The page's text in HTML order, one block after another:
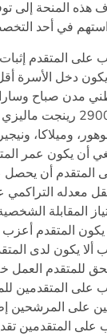
هذه المنحة إلى
أو 2900 رينجت
على المتقدمين